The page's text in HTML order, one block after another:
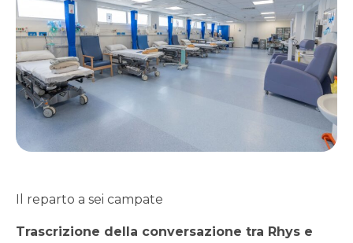
Il reparto a sei campate
Trascrizione della conversazione tra Rhys e